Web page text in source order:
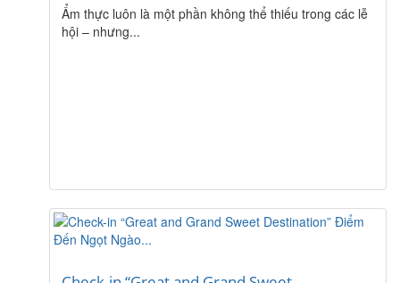
Ẩm thực luôn là một phần không thể thiếu trong các lễ
hội – nhưng...